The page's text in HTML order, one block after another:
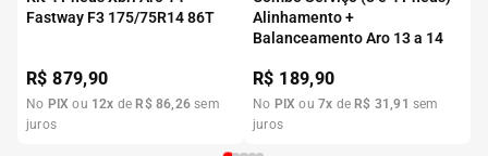
Fastway F3 175/75R14 86T
R$879,90
No PIX ou 12x de R$ 86,26 sem
juros
Alinhamento +
Balanceamento Aro 13 a 14
R$ 189,90
No PIX ou7x de R$ 31 ,91 sem
juros